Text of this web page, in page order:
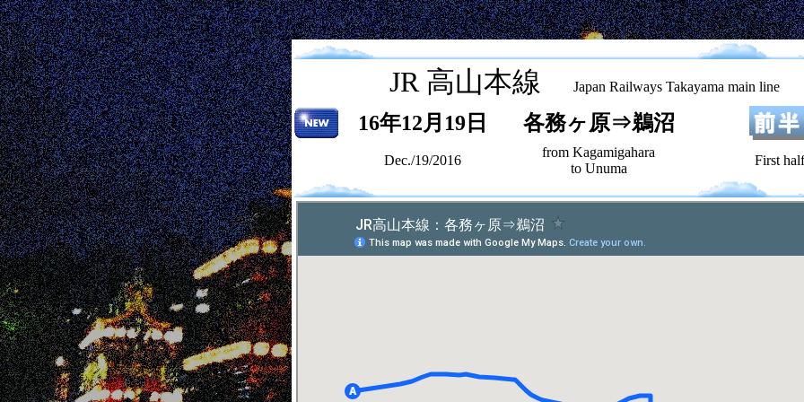
JR 高山本線 Japan Railways Takayama main line
16年12月19日 各務ヶ原⇒鵜沼
Dec./19/2016
from Kagamigahara
to Unuma
First half